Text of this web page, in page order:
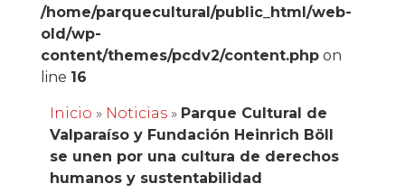
/home/parquecultural/public_html/web-
old/wp-
content/themes/pcdv2/content.phpon
line 16
Inicio » Noticias» Parque Cultural de
Valparaíso y Fundación Heinrich Böll
se unen por una cultura de derechos
humanos y sustentabilidad